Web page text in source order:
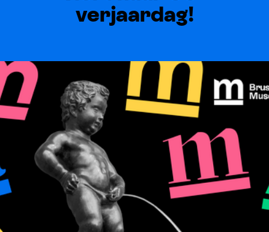
verjaardag!